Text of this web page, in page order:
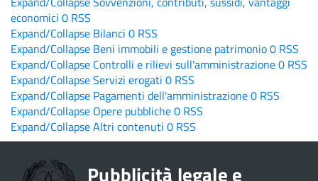
economici 0 RSS
Expand/Collapse Bilanci 0 RSS
Expand/Collapse Beni immobili e gestione patrimonio0 RSS
Expand/Collapse Controlli e rilievi sull'amministrazione0 RSS
Expand/CollapseServizi erogati 0 RSS
Expand/Collapse Pagamenti dell'amministrazione0 RSS
Expand/Collapse Opere pubbliche0 RSS
Expand/CollapseAltri contenuti 0 RSS
Pubblicità legale e